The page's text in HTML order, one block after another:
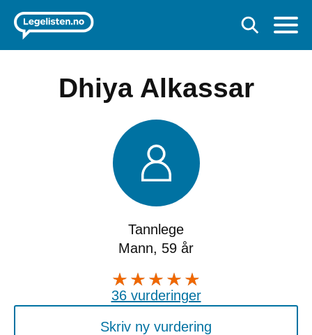
Dhiya Alkassar
Tannlege
Mann, 59 år
36 vurderinger
Skriv ny vurdering